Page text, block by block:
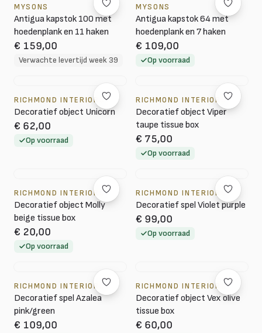
MYSONS
Antigua kapstok 100 met
hoedenplank en 11 haken
€ 159,00
Verwachte levertijd week 39
MYSONS
Antigua kapstok 64 met
hoedenplank en 7 haken
€ 109,00
Op voorraad
RICHMOND INTERIORS
Decoratief object Unicorn
€ 62,00
Op voorraad
RICHMOND INTERIORS
Decoratief object Viper
taupe tissue box
€ 75,00
Op voorraad
RICHMOND INTERIORS
Decoratief object Molly
beige tissue box
€ 20,00
Op voorraad
RICHMOND INTERIORS
Decoratief spel Violet purple
€ 99,00
Op voorraad
RICHMOND INTERIORS
Decoratief spel Azalea
pink/green
€ 109,00
RICHMOND INTERIORS
Decoratief object Vex olive
tissue box
€ 60,00